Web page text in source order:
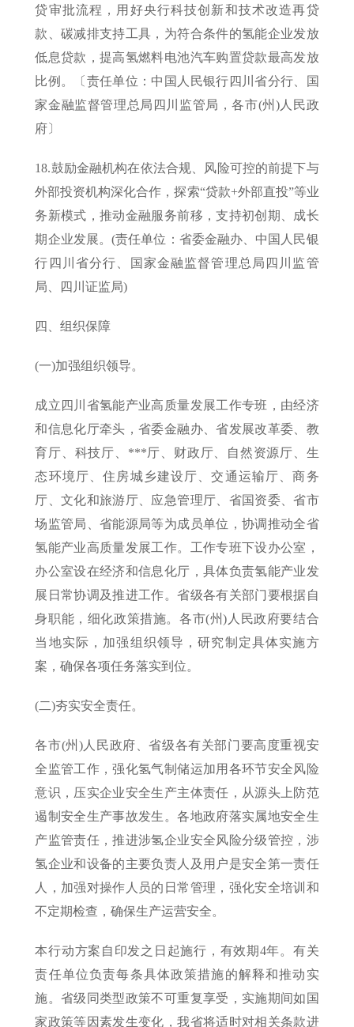
贷审批流程，用好央行科技创新和技术改造再贷
款、碳减排支持工具，为符合条件的氢能企业发放
低息贷款，提高氢燃料电池汽车购置贷款最高发放
比例。〔责任单位：中国人民银行四川省分行、国
家金融监督管理总局四川监管局，各市(州)人民政
府〕
18.鼓励金融机构在依法合规、风险可控的前提下与
外部投资机构深化合作，探索“贷款+外部直投”等业
务新模式，推动金融服务前移，支持初创期、成长
期企业发展。(责任单位：省委金融办、中国人民银
行四川省分行、国家金融监督管理总局四川监管
局、四川证监局)
四、组织保障
(一)加强组织领导。
成立四川省氢能产业高质量发展工作专班，由经济
和信息化厅牵头，省委金融办、省发展改革委、教
育厅、科技厅、***厅、财政厅、自然资源厅、生
态环境厅、住房城乡建设厅、交通运输厅、商务
厅、文化和旅游厅、应急管理厅、省国资委、省市
场监管局、省能源局等为成员单位，协调推动全省
氢能产业高质量发展工作。工作专班下设办公室，
办公室设在经济和信息化厅，具体负责氢能产业发
展日常协调及推进工作。省级各有关部门要根据自
身职能，细化政策措施。各市(州)人民政府要结合
当地实际，加强组织领导，研究制定具体实施方
案，确保各项任务落实到位。
(二)夯实安全责任。
各市(州)人民政府、省级各有关部门要高度重视安
全监管工作，强化氢气制储运加用各环节安全风险
意识，压实企业安全生产主体责任，从源头上防范
遏制安全生产事故发生。各地政府落实属地安全生
产监管责任，推进涉氢企业安全风险分级管控，涉
氢企业和设备的主要负责人及用户是安全第一责任
人，加强对操作人员的日常管理，强化安全培训和
不定期检查，确保生产运营安全。
本行动方案自印发之日起施行，有效期4年。有关
责任单位负责每条具体政策措施的解释和推动实
施。省级同类型政策不可重复享受，实施期间如国
家政策等因素发生变化，我省将适时对相关条款进